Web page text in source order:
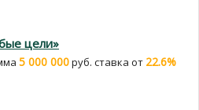
цели»
5 000 000руб. cтавка от 22.6%